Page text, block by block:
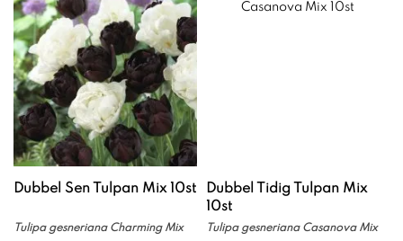
Dubbel Sen Tulpan Mix 10st
Tulipa gesneriana Charming Mix
Dubbel Tidig Tulpan Mix
10st
Tulipa gesneriana Casanova Mix